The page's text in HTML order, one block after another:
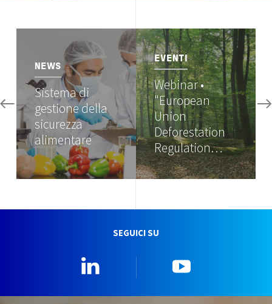
NEWS
Sistema di
gestione della
sicurezza
alimentare
Image
EVENTI
Webinar •
"European
Union
Deforestation
Regulation…
SEGUICI SU